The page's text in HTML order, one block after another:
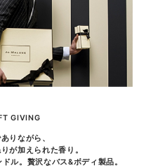
GIVING
りながら、
が加えられた香り。
ル。贅沢なバス&ボディ製品。